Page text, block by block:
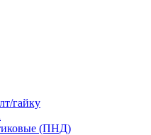
гайку
(ПНД)